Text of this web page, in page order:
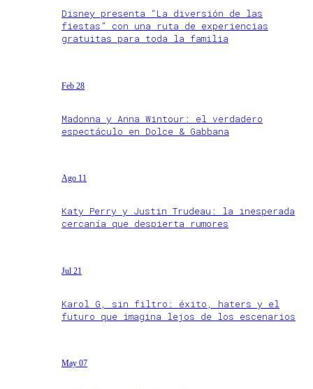
Disney presenta “La diversión de las
fiestas” con una ruta de experiencias
gratuitas para toda la familia
Feb 28
Madonna y Anna Wintour: el verdadero
espectáculo en Dolce & Gabbana
Ago 11
Katy Perry y Justin Trudeau: la inesperada
cercanía que despierta rumores
Jul 21
Karol G, sin filtro: éxito, haters y el
futuro que imagina lejos de los escenarios
May 07